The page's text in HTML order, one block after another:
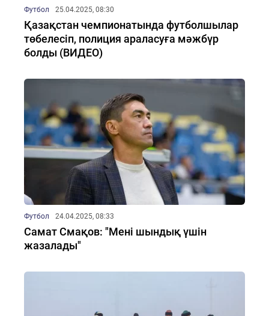
Футбол 25.04.2025, 08:30
Қазақстан чемпионатында футболшылар
төбелесіп, полиция араласуға мәжбүр
болды (ВИДЕО)
Футбол 24.04.2025, 08:33
Самат Смақов: "Мені шындық үшін
жазалады"